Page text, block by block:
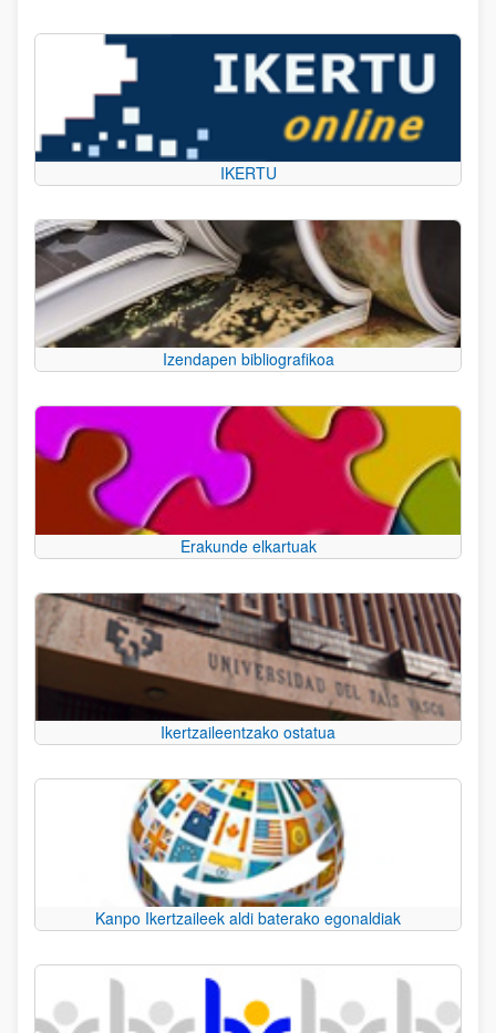
IKERTU
Izendapen bibliografikoa
Erakunde elkartuak
Ikertzaileentzako ostatua
Kanpo Ikertzaileek aldi baterako egonaldiak